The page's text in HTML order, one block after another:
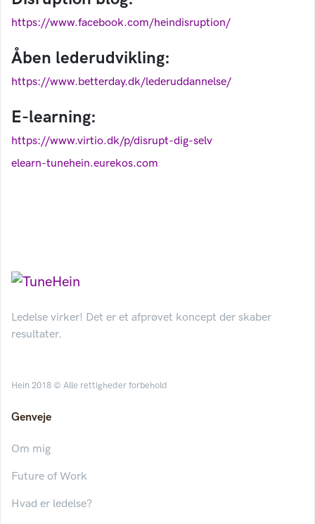
https://www.facebook.com/heindisruption/
Åben lederudvikling:
https://www.betterday.dk/lederuddannelse/
E-learning:
https://www.virtio.dk/p/disrupt-dig-selv
elearn-tunehein.eurekos.com
Ledelse virker! Det er et afprøvet koncept der skaber
resultater.
Hein 2018 © Alle rettigheder forbehold
Genveje
Om mig
Future of Work
Hvad er ledelse?